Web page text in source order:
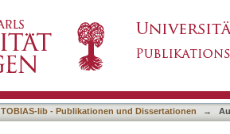
TOBIAS-lib - Publikationen und Dissertationen →